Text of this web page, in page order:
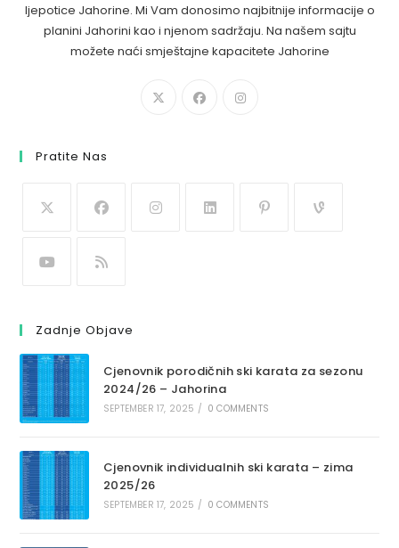
ljepotice Jahorine. Mi Vam donosimo najbitnije informacije o
planini Jahorini kao i njenom sadržaju. Na našem sajtu
možete naći smještajne kapacitete Jahorine
Pratite Nas
Zadnje Objave
Cjenovnik porodičnih ski karata za sezonu
2024/26 – Jahorina
SEPTEMBER 17, 2025 / 0 COMMENTS
Cjenovnik individualnih ski karata – zima
2025/26
SEPTEMBER 17, 2025 / 0 COMMENTS